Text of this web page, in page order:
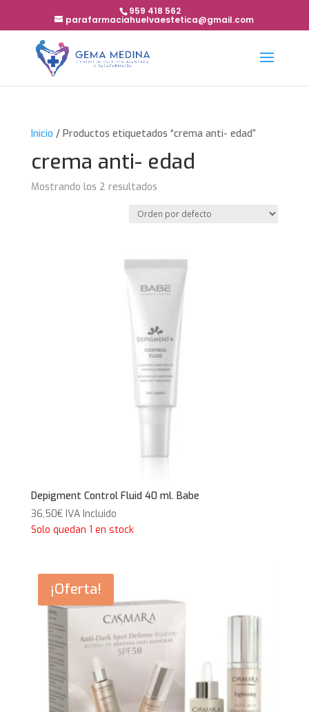
959 418 562
parafarmaciahuelvaestetica@gmail.com
Inicio / Productos etiquetados “crema anti- edad”
crema anti- edad
Mostrando los 2 resultados
Depigment Control Fluid 40 ml. Babe
36,50€ IVA Incluido
Solo quedan 1 en stock
¡Oferta!